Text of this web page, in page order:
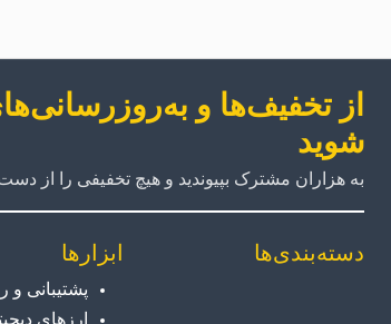
از تخفیف‌ها و
شوید
به هزاران مشترک بپیوندید و هیچ تخفیفی را از
دسته‌بندی‌ها ابزارها
پشتیبانی و
ارزهای